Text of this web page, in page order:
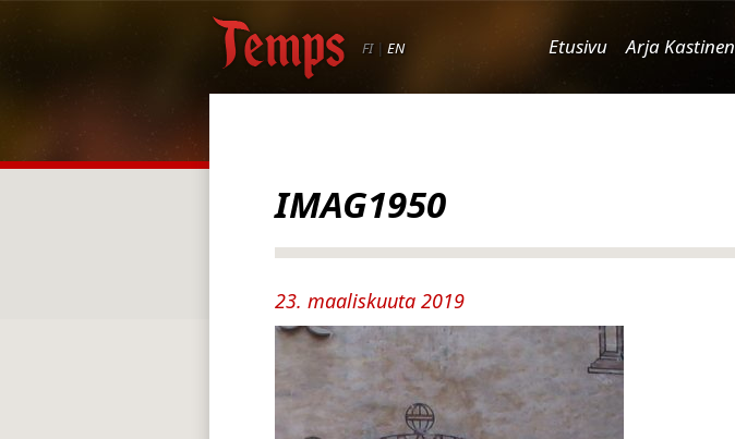
FI| EN Etusivu Arja Kastinen
IMAG1950
23. maaliskuuta 2019